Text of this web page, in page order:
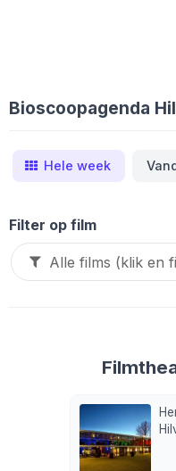
Bioscoopagenda
Hele week
Filter op film